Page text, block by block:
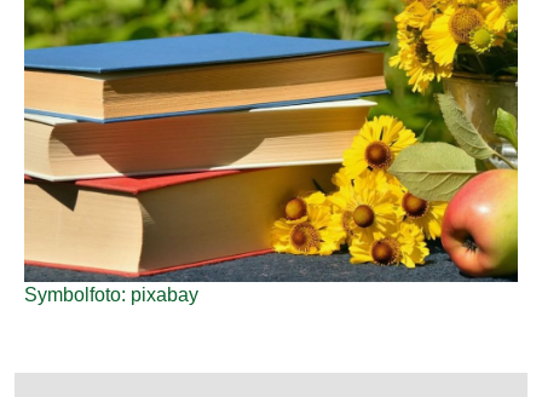
Symbolfoto: pixabay